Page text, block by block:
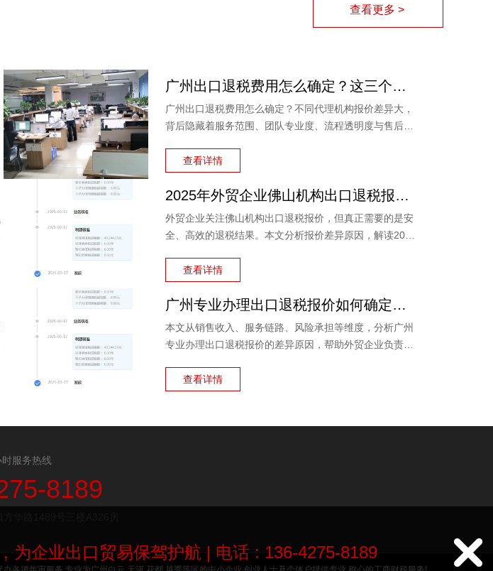
查看更多 >
广州出口退税费用怎么确定？这三个细节不看清容易钱货两空
广州出口退税费用怎么确定？不同代理机构报价差异大，
背后隐藏着服务范围、团队专业度、流程透明度与售后保
定的三大细节，帮助负责人避开退税路上的坑，让每一笔
查看详情
2025年外贸企业佛山机构出口退税报价多少？选错白花钱
外贸企业关注佛山机构出口退税报价，但真正需要的是安
全、高效的退税结果。本文分析报价差异原因，解读2025
免费退、一手团队不外包等核心优势。
查看详情
广州专业办理出口退税报价如何确定？看完不再被低价套路
本文从销售收入、服务链路、风险承担等维度，分析广州
专业办理出口退税报价的差异原因，帮助外贸企业负责人
财税的服务优势，提供免费方案定制。
查看详情
时服务热线
8189
为企业出口贸易保驾护航 | 电话 : 136-4275-8189 